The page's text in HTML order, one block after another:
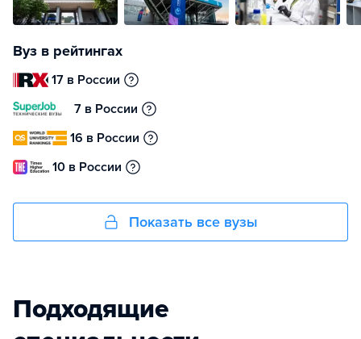
Вуз в рейтингах
17 в России
7 в России
16 в России
10 в России
Показать все вузы
Подходящие